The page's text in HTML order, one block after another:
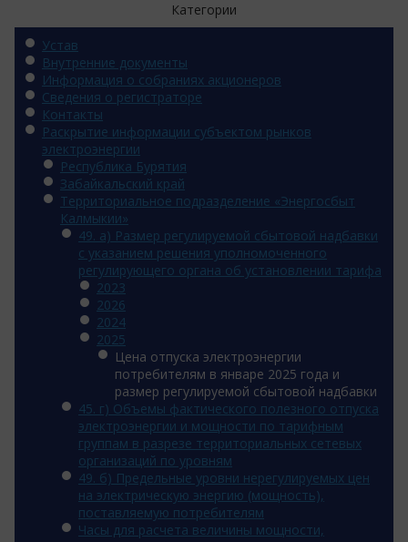
Категории
Устав
Внутренние документы
Информация о собраниях акционеров
Сведения о регистраторе
Контакты
Раскрытие информации субъектом рынков
электроэнергии
Республика Бурятия
Забайкальский край
Территориальное подразделение «Энергосбыт
Калмыкии»
49. а) Размер регулируемой сбытовой надбавки
с указанием решения уполномоченного
регулирующего органа об установлении тарифа
2023
2026
2024
2025
Цена отпуска электроэнергии
потребителям в январе 2025 года и
размер регулируемой сбытовой надбавки
45. г) Объемы фактического полезного отпуска
электроэнергии и мощности по тарифным
группам в разрезе территориальных сетевых
организаций по уровням
49. б) Предельные уровни нерегулируемых цен
на электрическую энергию (мощность),
поставляемую потребителям
Часы для расчета величины мощности,